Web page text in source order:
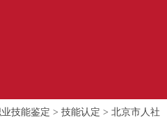
技能鉴定 > 技能认定 > 北京市人社